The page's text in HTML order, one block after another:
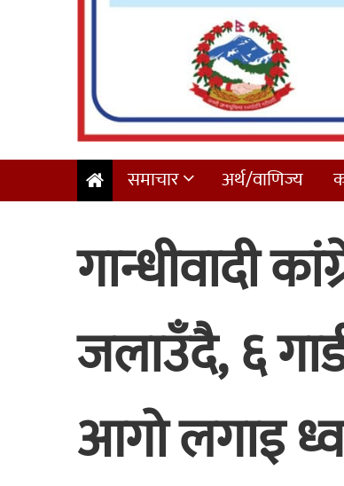
समाचार अर्थ/वाणिज्य
गान्धीवादी
जलाउँदै, ६
आगो लगाइ